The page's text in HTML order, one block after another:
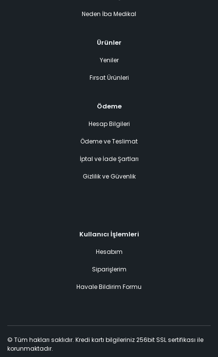
Neden İba Medikal
Ürünler
Yeniler
Fırsat Ürünleri
Ödeme
Hesap Bilgileri
Ödeme ve Teslimat
İptal ve İade Şartları
Gizlilik ve Güvenlik
Kullanıcı İşlemleri
Hesabım
Siparişlerim
Havale Bildirim Formu
© Tüm hakları saklıdır. Kredi kartı bilgileriniz 256bit SSL sertifikası ile
korunmaktadır.